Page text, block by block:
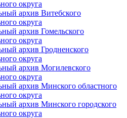
округа
архив Витебского
округа
архив Гомельского
округа
архив Гродненского
округа
архив Могилевского
округа
архив Минского областного
округа
архив Минского городского
округа